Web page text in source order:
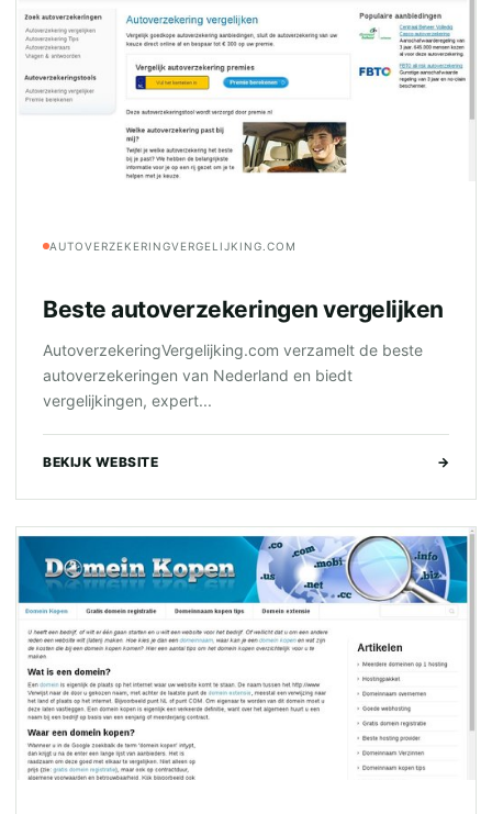
AUTOVERZEKERINGVERGELIJKING.COM
Beste autoverzekeringen vergelijken
AutoverzekeringVergelijking.com verzamelt de beste
autoverzekeringen van Nederland en biedt
vergelijkingen, expert...
BEKIJK WEBSITE →